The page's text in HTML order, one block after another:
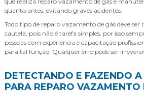
quanto antes, evitando graves acidentes.
Todo tipo de reparo vazamento de gás deve
cautela, pois não é tarefa simples, por isso
pessoas com experiência e capacitação
para tal função. Qualquer erro pode ser
DETECTANDO E FAZENDO
PARA REPARO VAZAMENTO